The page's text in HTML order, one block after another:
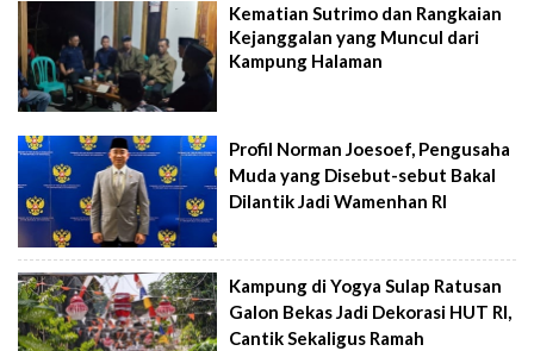
Kematian Sutrimo dan Rangkaian
Kejanggalan yang Muncul dari
Kampung Halaman
Profil Norman Joesoef, Pengusaha
Muda yang Disebut-sebut Bakal
Dilantik Jadi Wamenhan RI
Kampung di Yogya Sulap Ratusan
Galon Bekas Jadi Dekorasi HUT RI,
Cantik Sekaligus Ramah